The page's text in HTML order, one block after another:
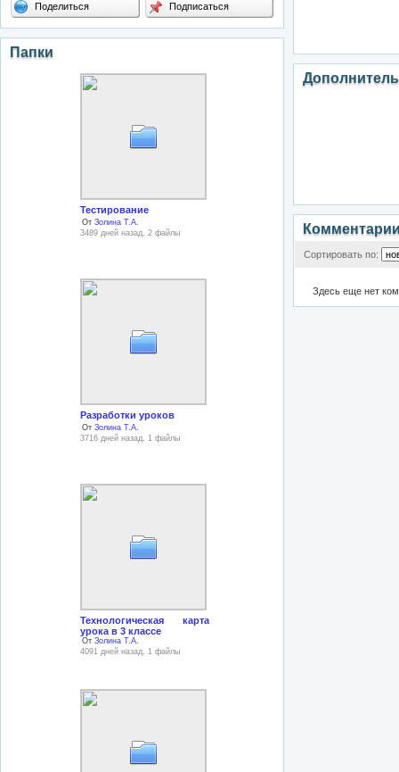
Поделиться Подписаться
Папки
Тестирование
От Золина Т.А.
3489 дней назад, 2 файлы
Разработки уроков
От Золина Т.А.
3716 дней назад, 1 файлы
Технологическая карта
урока в 3 классе
От Золина Т.А.
4091 дней назад, 1 файлы
Сортировать по:
Здесь еще нет